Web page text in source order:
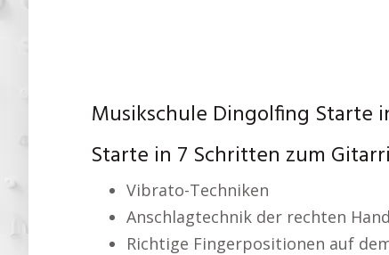
Musikschule Dingolfing Starte
Starte in 7 Schritten zum
Vibrato-Techniken
Anschlagtechnik der rechten Hand
Richtige Fingerpositionen auf